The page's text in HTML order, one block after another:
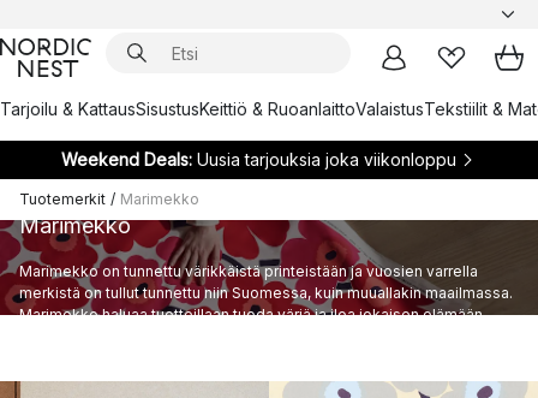
Tarjoilu & KattausSisustusKeittiö & RuoanlaittoValaistusTekstiilit &
Weekend Deals:Uusia tarjouksia joka viikonloppu
Tuotemerkit / Marimekko
Marimekko
Marimekko on tunnettu värikkäistä printeistään ja vuosien varrella
merkistä on tullut tunnettu niin Suomessa, kuin muuallakin maailmassa.
Marimekko haluaa tuotteillaan tuoda väriä ja iloa jokaisen elämään.